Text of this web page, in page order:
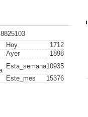
8825103
Hoy
1712
Ayer
1898
Esta_semana10935
Este_mes
15376